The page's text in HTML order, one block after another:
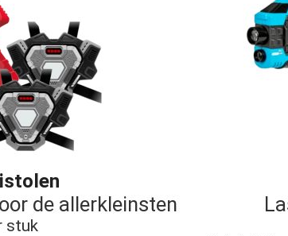
de allerkleinsten
stuk